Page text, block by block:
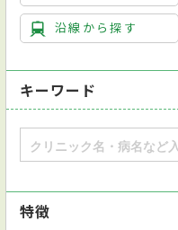
沿線から探す
キーワード
特徴